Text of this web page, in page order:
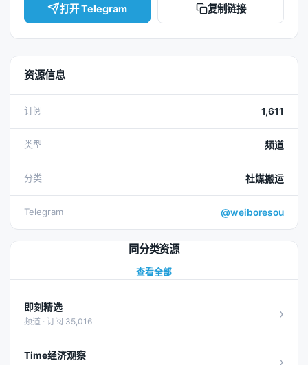
打开 Telegram 复制链接
资源信息
订阅 1,611
类型 频道
分类 社媒搬运
Telegram @weiboresou
同分类资源
查看全部
即刻精选
频道 · 订阅 35,016 ›
Time经济观察 ›